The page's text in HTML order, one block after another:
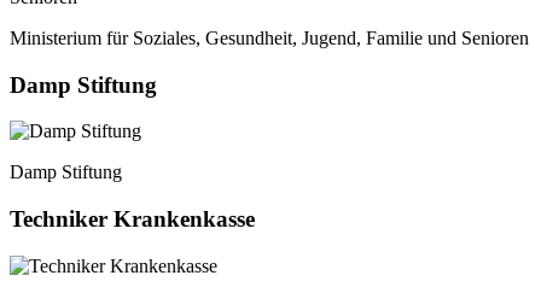
Ministerium für Soziales, Gesundheit, Jugend, Familie und Senioren
Damp Stiftung
Damp Stiftung
Techniker Krankenkasse